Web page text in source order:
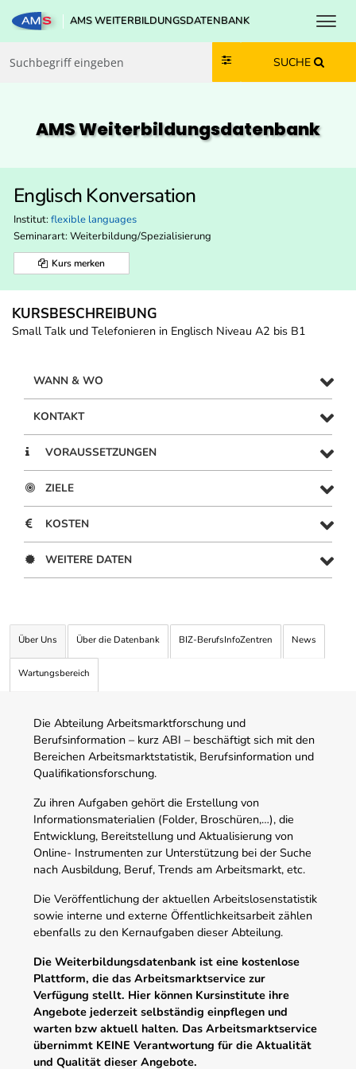
Zum Inhalt springen
Zum Navmenü springen
Zur Suche springen
Zur Footer springen
AMS WEITERBILDUNGSDATENBANK
SUCHE
AMS Weiterbildungs­datenbank
Englisch Konversation
Institut: flexible languages
Seminarart: Weiterbildung/Spezialisierung
Kurs merken
KURSBESCHREIBUNG
Small Talk und Telefonieren in Englisch Niveau A2 bis B1
WANN & WO
KONTAKT
VORAUSSETZUNGEN
ZIELE
KOSTEN
WEITERE DATEN
Über Uns Über die Datenbank BIZ-BerufsInfoZentren News
Wartungsbereich
Die Abteilung Arbeitsmarktforschung und
Berufsinformation – kurz ABI – beschäftigt sich mit den
Bereichen Arbeitsmarktstatistik, Berufsinformation und
Qualifikationsforschung.
Zu ihren Aufgaben gehört die Erstellung von
Informationsmaterialien (Folder, Broschüren,…), die
Entwicklung, Bereitstellung und Aktualisierung von
Online- Instrumenten zur Unterstützung bei der Suche
nach Ausbildung, Beruf, Trends am Arbeitsmarkt, etc.
Die Veröffentlichung der aktuellen Arbeitslosenstatistik
sowie interne und externe Öffentlichkeitsarbeit zählen
ebenfalls zu den Kernaufgaben dieser Abteilung.
Die Weiterbildungsdatenbank ist eine kostenlose
Plattform, die das Arbeitsmarktservice zur
Verfügung stellt. Hier können Kursinstitute ihre
Angebote jederzeit selbständig einpflegen und
warten bzw aktuell halten. Das Arbeitsmarktservice
übernimmt KEINE Verantwortung für die Aktualität
und Qualität dieser Angebote.